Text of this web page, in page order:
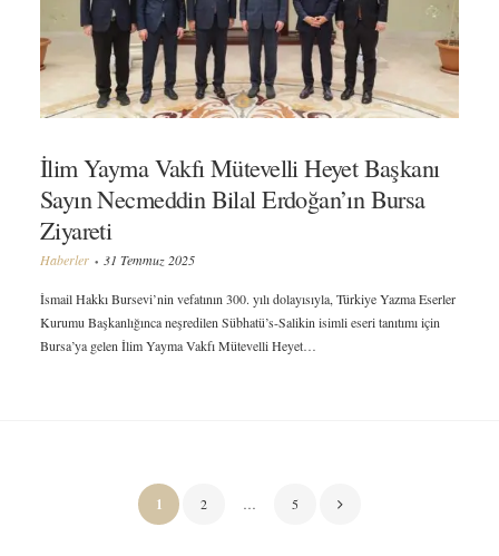
İlim Yayma Vakfı Mütevelli Heyet Başkanı
Sayın Necmeddin Bilal Erdoğan’ın Bursa
Ziyareti
Haberler 31 Temmuz 2025
İsmail Hakkı Bursevi’nin vefatının 300. yılı dolayısıyla, Türkiye Yazma Eserler
Kurumu Başkanlığınca neşredilen Sübhatü’s-Salikin isimli eseri tanıtımı için
Bursa’ya gelen İlim Yayma Vakfı Mütevelli Heyet…
sayfalaması
1 2 … 5